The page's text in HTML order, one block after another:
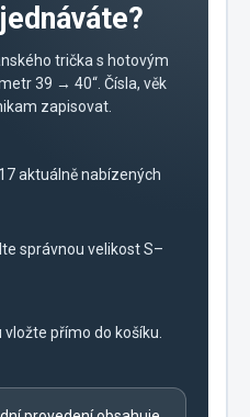
trička s hotovým
39 → 40“. Čísla, věk
zapisovat.
aktuálně nabízených
správnou velikost S–
přímo do košíku.